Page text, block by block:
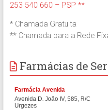
253 540 660 – PSP **
* Chamada Gratuita
** Chamada para a Rede
Farmácias de